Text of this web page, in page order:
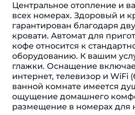
Центральное отопление и
всех номерах. Здоровый и
гарантирован благодаря
кровати. Автомат для
кофе относится к
оборудованию. К вашим
глажки. Оснащение
интернет, телевизор и WiFi
ванной комнате имеется
ощущение домашнего
размещение в номерах для